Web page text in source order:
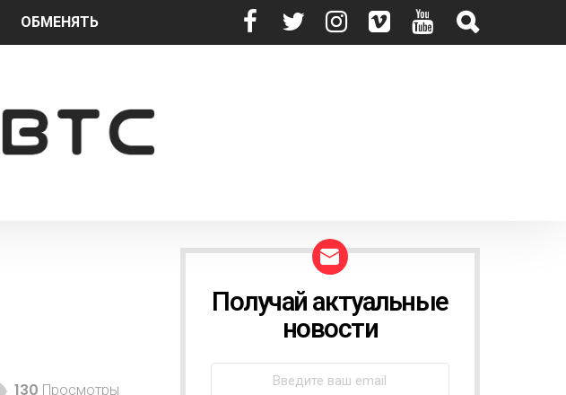
ОБМЕНЯТЬ
130 Просмотры
N
EПолучай актуальные
новости